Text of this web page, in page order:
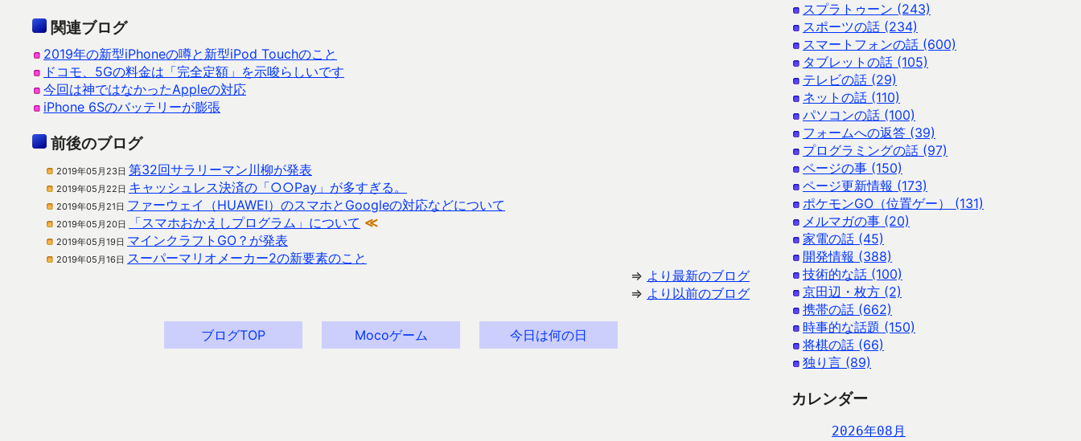
関連ブログ
2019年の新型iPhoneの噂と新型iPod Touchのこと
ドコモ、5Gの料金は「完全定額」を示唆らしいです
今回は神ではなかったAppleの対応
iPhone 6Sのバッテリーが膨張
前後のブログ
2019年05月23日 第32回サラリーマン川柳が発表
2019年05月22日 キャッシュレス決済の「○○Pay」が多すぎる。
2019年05月21日 ファーウェイ（HUAWEI）のスマホとGoogleの対応などについて
2019年05月20日 「スマホおかえしプログラム」について ≪
2019年05月19日 マインクラフトGO？が発表
2019年05月16日 スーパーマリオメーカー2の新要素のこと
⇒ より最新のブログ
⇒ より以前のブログ
ブログTOP Mocoゲーム 今日は何の日
スプラトゥーン (243)
スポーツの話 (234)
スマートフォンの話 (600)
タブレットの話 (105)
テレビの話 (29)
ネットの話 (110)
パソコンの話 (100)
フォームへの返答 (39)
プログラミングの話 (97)
ページの事 (150)
ページ更新情報 (173)
ポケモンGO（位置ゲー） (131)
メルマガの事 (20)
家電の話 (45)
開発情報 (388)
技術的な話 (100)
京田辺・枚方 (2)
携帯の話 (662)
時事的な話題 (150)
将棋の話 (66)
独り言 (89)
カレンダー
2026年08月